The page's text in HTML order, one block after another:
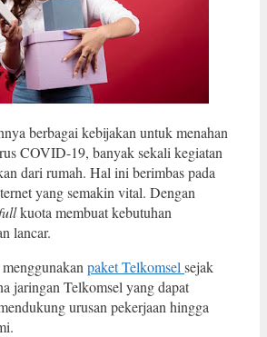
berbagai kebijakan untuk menahan
COVID-19, banyak sekali kegiatan
dari rumah. Hal ini berimbas pada
yang semakin vital. Dengan
kuota membuat kebutuhan
lancar.
paket Telkomsel sejak
jaringan Telkomsel yang dapat
urusan pekerjaan hingga